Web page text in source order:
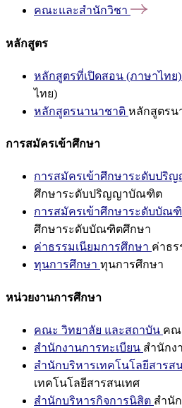
คณะและสำนักวิชา
หลักสูตร
หลักสูตรที่เปิดสอน (ภาษาไทย)
ไทย)
หลักสูตรนานาชาติ หลักสูตรน
การสมัครเข้าศึกษา
การสมัครเข้าศึกษาระดับปริ
ศึกษาระดับปริญญาบัณฑิต
การสมัครเข้าศึกษาระดับบัณ
ศึกษาระดับบัณฑิตศึกษา
ค่าธรรมเนียมการศึกษา ค่าธร
ทุนการศึกษา ทุนการศึกษา
หน่วยงานการศึกษา
คณะ วิทยาลัย และสถาบัน คณ
สำนักงานการทะเบียน สำนักง
สำนักบริหารเทคโนโลยีสารส
เทคโนโลยีสารสนเทศ
สำนักบริหารกิจการนิสิต สำนั